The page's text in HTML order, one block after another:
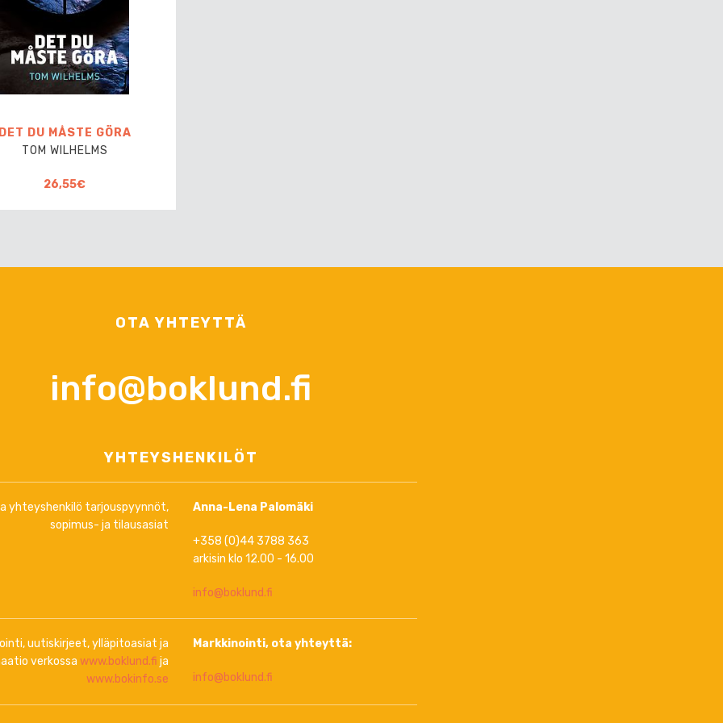
DU MÅSTE GÖRA
TOM WILHELMS
26,55€
OTA YHTEYTTÄ
info@boklund.fi
YHTEYSHENKILÖT
yhteyshenkilö tarjouspyynnöt,
sopimus- ja tilausasiat
Anna-Lena Palomäki
+358 (0)44 3788 363
arkisin klo 12.00 - 16.00
info@boklund.fi
uutiskirjeet, ylläpitoasiat ja
verkossa www.boklund.fi ja
www.bokinfo.se
Markkinointi, ota yhteyttä:
info@boklund.fi